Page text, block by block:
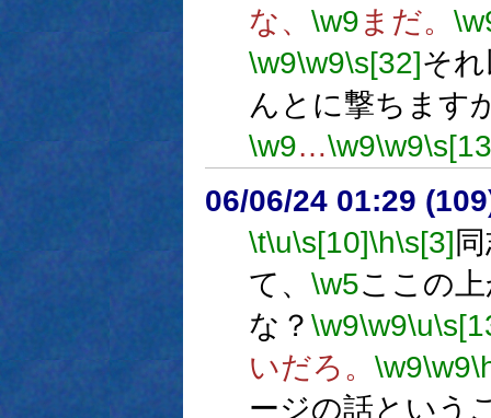
な、 \w9まだ。
\w9\w9\s[32]そ
んとに撃ちます
\w9…\w9\w9
06/06/24 01:29
\t\u\s[10]\h\s[3]
て、 \w5ここの
な？ \w9\w9\u
いだろ。 \w9\w9
ージの話という